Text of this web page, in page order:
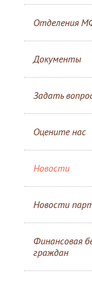
Отделения
Документы
Задать
Оцените нас
Новости
Новости
Финансовая
граждан